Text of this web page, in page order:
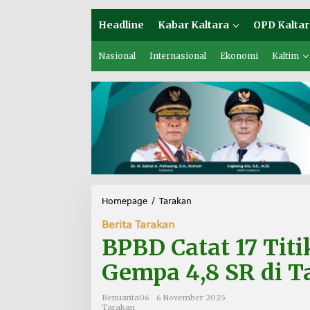
Headline Kabar Kaltara OPD
Nasional Internasional Ekonomi Kaltim
Homepage / Tarakan
C
a
t
t
Berita Tarakan
BPBD Catat 17
Gempa 4,8 SR di
Benuanta06
6 November 2025
Tarakan